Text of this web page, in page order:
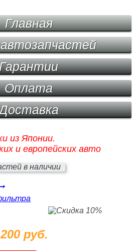
Главная
Оплата
из Японии.
и европейских авто
в наличии
200 руб.